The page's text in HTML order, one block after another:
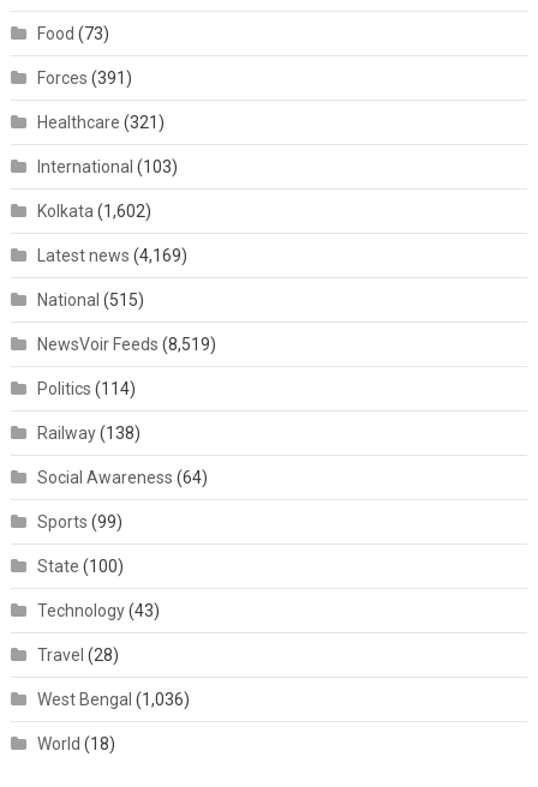
Food (73)
Forces (391)
Healthcare (321)
International (103)
Kolkata (1,602)
Latest news (4,169)
National (515)
NewsVoir Feeds (8,519)
Politics (114)
Railway(138)
Social Awareness (64)
Sports (99)
State (100)
Technology(43)
Travel (28)
West Bengal (1,036)
World (18)